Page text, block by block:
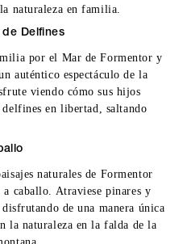
naturaleza en familia.
Delfines
por el Mar de Formentor y
auténtico espectáculo de la
viendo cómo sus hijos
delfines en libertad, saltando
naturales de Formentor
a caballo. Atraviese pinares y
disfrutando de una manera única
la naturaleza en la falda de la